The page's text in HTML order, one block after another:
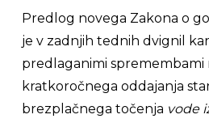
Predlog novega Zakona o
je v zadnjih tednih dvignil
predlaganimi spremembami
kratkoročnega oddajanja
brezplačnega točenja vode